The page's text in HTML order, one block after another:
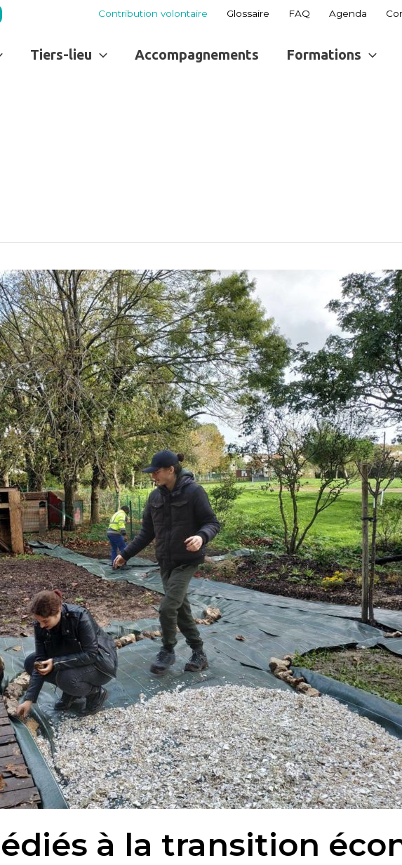
Contribution volontaire Glossaire FAQ Agenda
Tiers-lieu Accompagnements Formations
à la transition